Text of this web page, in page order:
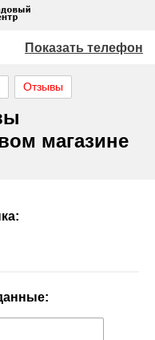
Показать телефон
Отзывы
магазине